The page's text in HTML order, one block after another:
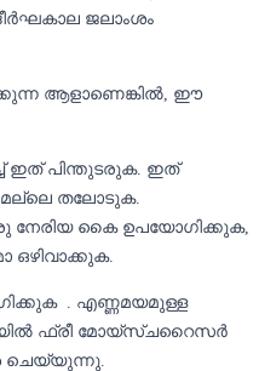
ജലാംശം
ആളാണെങ്കിൽ, ഈ
ഇത് പിന്തുടരുക. ഇത്
തലോടുക.
നേരിയ കൈ ഉപയോഗിക്കുക,
ഒഴിവാക്കുക.
. എണ്ണമയമുള്ള
ഫ്രീ മോയ്സ്ചറൈസർ
ചെയ്യുന്നു.